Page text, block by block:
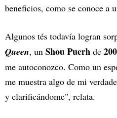
beneficios, como se conoce a
Algunos tés todavía logran
Queen, un Shou Puerh de
me autoconozco. Como un
me muestra algo de mi
y clarificándome", relata.